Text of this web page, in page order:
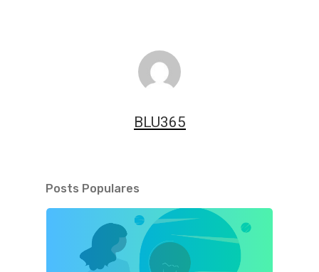
BLU365
Posts Populares